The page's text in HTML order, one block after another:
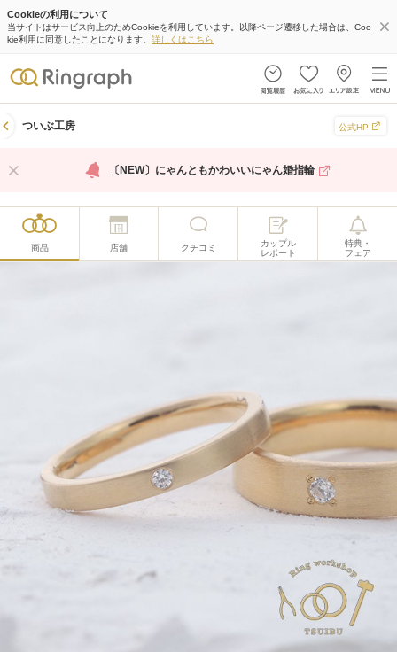
Cookieの利用について
当サイトはサービス向上のためCookieを利用しています。以降ページ遷移した場合は、Coo
kie利用に同意したことになります。 詳しくはこちら
ついぶ工房 公式HP
〔NEW〕にゃんともかわいいにゃん婚指輪
商品 店舗 クチコミ
カップル
レポート
特典・
フェア